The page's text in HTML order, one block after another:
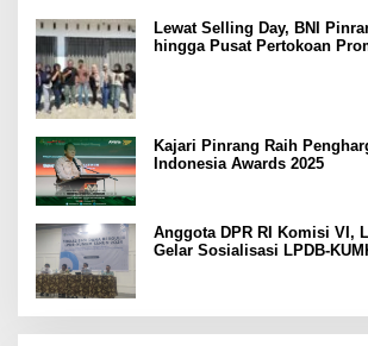
Lewat Selling Day, BNI
hingga Pusat Pertokoan
Kajari Pinrang Raih
Indonesia Awards 2025
Anggota DPR RI Komisi VI,
Gelar Sosialisasi LPDB-